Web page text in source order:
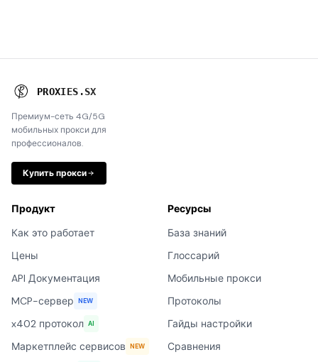
PROXIES .SX
Премиум-сеть 4G/5G
мобильных прокси для
профессионалов.
Купить прокси
Продукт
Как это работает
Цены
API Документация
MCP-сервер NEW
x402 протокол AI
Маркетплейс сервисов NEW
Ресурсы
База знаний
Глоссарий
Мобильные прокси
Протоколы
Гайды настройки
Сравнения